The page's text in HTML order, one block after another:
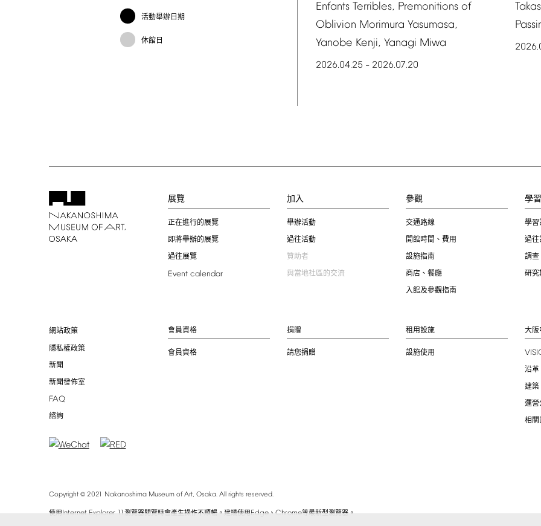
活動舉辦日期
休館日
Enfants Terribles, Premonitions of
Oblivion Morimura Yasumasa,
Yanobe Kenji, Yanagi Miwa
2026.04.25 – 2026.07.20
展覽
正在進行的展覽
即將舉辦的展覽
過往展覽
Event calendar
加入
舉辦活動
過往活動
贊助者
與當地社區的交流
參觀
交通路線
開館時間、費用
設施指南
商店、餐廳
入館及參觀指南
學習
學習
過往
調查
研究
網站政策
隱私權政策
新聞
新聞發佈室
FAQ
諮詢
會員資格
會員資格
捐贈
請您捐贈
租用設施
設施使用
大阪
沿革
建築
運營
相關
Copyright© 2021 Nakanoshima Museum of Art, Osaka. All rights reserved.
使用Internet Explorer 11 瀏覽器閱覽時會產生操作不順暢。建議使用Edge、 Chrome等最新型瀏覽器。